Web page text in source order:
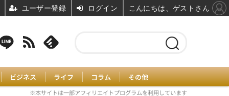
ビジネス ライフ コラム その他
※本サイトは一部アフィリエイトプログラムを利用しています
ユーザー登録 ログイン こんにちは、ゲストさん